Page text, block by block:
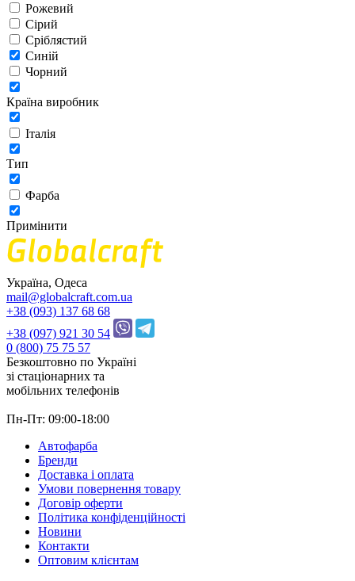
Рожевий
Сірий
Сріблястий
Синій
Чорний
Країна виробник
Італія
Тип
Фарба
Примінити
Україна, Одеса
mail@globalcraft.com.ua
+38 (093) 137 68 68
+38 (097) 921 30 54
0 (800) 75 75 57
Безкоштовно по Україні
зі стацiонарних та
мобільних телефонів
Пн-Пт: 09:00-18:00
Автофарба
Бренди
Доставка і оплата
Умови повернення товару
Договір оферти
Політика конфіденційності
Новини
Контакти
Оптовим клієнтам